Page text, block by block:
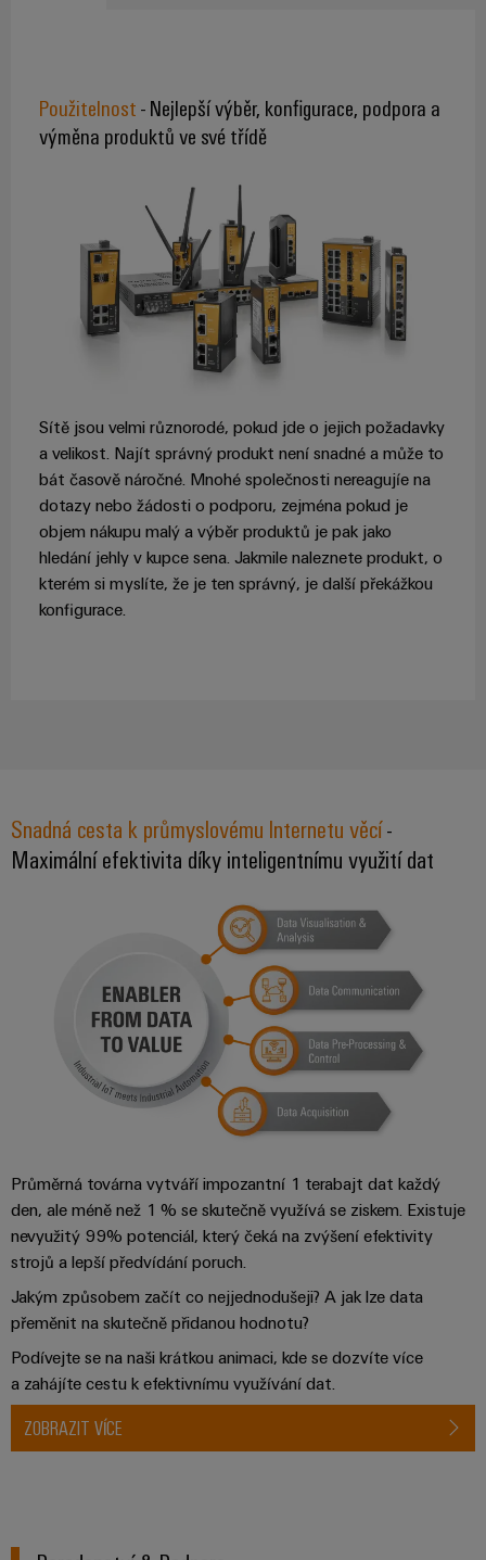
Použitelnost- Nejlepší výběr, konfigurace, podpora a
výměna produktů ve své třídě
Sítě jsou velmi různorodé, pokud jde o jejich požadavky
a velikost. Najít správný produkt není snadné a může to
bát časově náročné. Mnohé společnosti nereagujíe na
dotazy nebo žádosti o podporu, zejména pokud je
objem nákupu malý a výběr produktů je pak jako
hledání jehly v kupce sena. Jakmile naleznete produkt, o
kterém si myslíte, že je ten správný, je další překážkou
konfigurace.
Snadná cesta k průmyslovému Internetu věcí-
Maximální efektivita díky inteligentnímu využití dat
Průměrná továrna vytváří impozantní 1 terabajt dat každý
den, ale méně než 1 % se skutečně využívá se ziskem. Existuje
nevyužitý 99% potenciál, který čeká na zvýšení efektivity
strojů a lepší předvídání poruch.
Jakým způsobem začít co nejjednodušeji? A jak lze data
přeměnit na skutečně přidanou hodnotu?
Podívejte se na naši krátkou animaci, kde se dozvíte více
a zahájíte cestu k efektivnímu využívání dat.
ZOBRAZIT VÍCE